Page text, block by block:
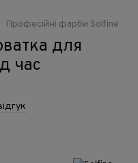
Професійні фарби Solfine
для
час